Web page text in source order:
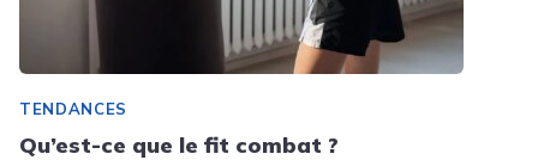
TENDANCES
Qu’est-ce que le fit combat ?